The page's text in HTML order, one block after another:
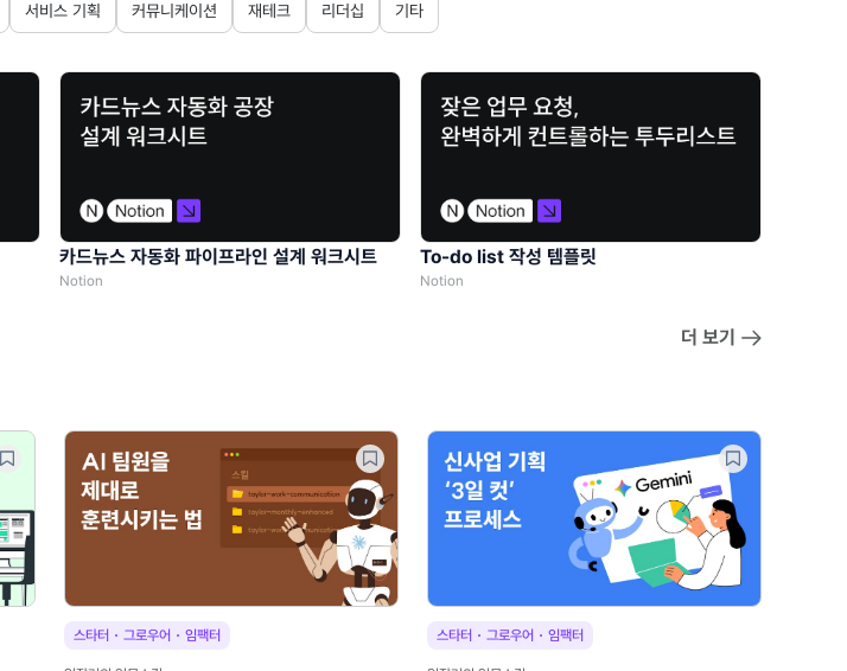
서비스 기획 커뮤니케이션 재테크 리더십 기타
카드뉴스 자동화 파이프라인 설계 워크시트
Notion
To-do list 작성 템플릿
Notion
더 보기
스타터 · 그로우어 · 임팩터 스타터 · 그로우어 · 임팩터